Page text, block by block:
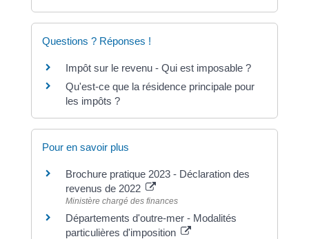
Questions ? Réponses !
Impôt sur le revenu - Qui est imposable ?
Qu'est-ce que la résidence principale pour
les impôts ?
Pour en savoir plus
Brochure pratique 2023 - Déclaration des
revenus de 2022
Ministère chargé des finances
Départements d'outre-mer - Modalités
particulières d'imposition